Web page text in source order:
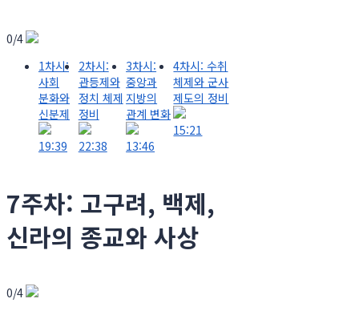
0/4
1차시:
사회
분화와
신분제
19:39
2차시:
관등제와
정치 체제
정비
22:38
3차시:
중앙과
지방의
관계 변화
13:46
4차시: 수취
체제와 군사
제도의 정비
15:21
7주차: 고구려, 백제,
신라의 종교와 사상
0/4